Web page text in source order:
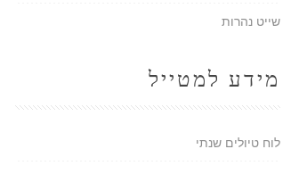
שייט נהרות
מידע למטייל
לוח טיולים שנתי